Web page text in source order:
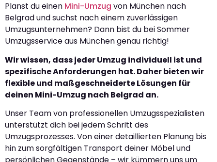
Planst du einen Mini-Umzug von München nach
Belgrad und suchst nach einem zuverlässigen
Umzugsunternehmen? Dann bist du bei Sommer
Umzugsservice aus München genau richtig!
Wir wissen, dass jeder Umzug individuell ist und
spezifische Anforderungen hat. Daher bieten wir
flexible und maßgeschneiderte Lösungen für
deinen Mini-Umzug nach Belgrad an.
Unser Team von professionellen Umzugsspezialisten
unterstützt dich bei jedem Schritt des
Umzugsprozesses. Von einer detaillierten Planung bis
hin zum sorgfältigen Transport deiner Möbel und